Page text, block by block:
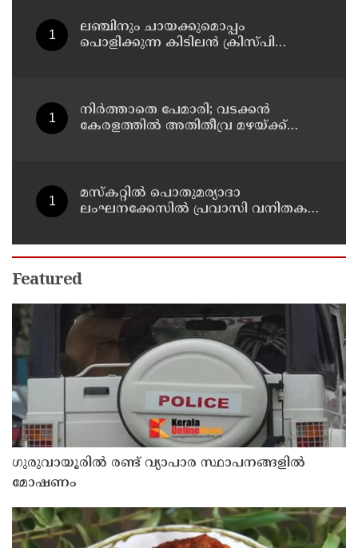
ലഞ്ചിനും ചായക്കുമൊപ്പം
പൊളിക്കുന്ന കിടിലൻ ക്രിസ്പി
നിർത്താതെ പേമാരി; വടക്കന്‍
കേരളത്തില്‍ അതിതീവ്ര മഴയ്ക്ക്
മസ്‌കറ്റില്‍ പൊതുമര്യാദാ
ലംഘനക്കേസില്‍ പ്രവാസി വനിതകള്‍
Featured
ഗുരുവായൂരിൽ രണ്ട് വ്യാപാര സ്ഥാപനങ്ങളിൽ
മോഷണം